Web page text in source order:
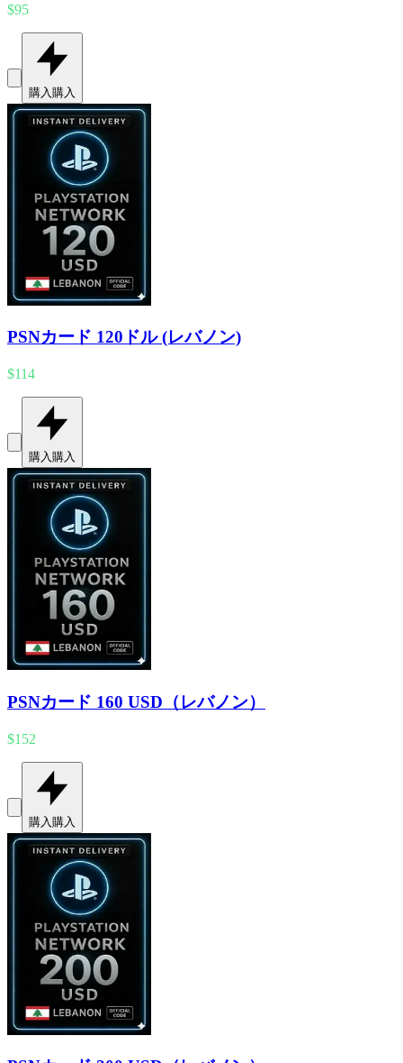
$95
購入 購入
PSNカード 120ドル (レバノン)
$114
購入購入
PSNカード 160 USD（レバノン）
$152
購入 購入